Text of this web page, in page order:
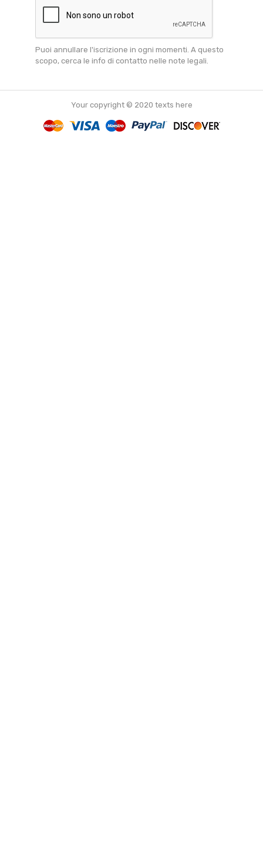
Puoi annullare l'iscrizione in ogni momenti. A questo
scopo, cerca le info di contatto nelle note legali.
Your copyright © 2020 texts here